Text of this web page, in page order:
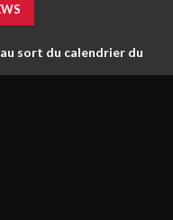
sort du calendrier du